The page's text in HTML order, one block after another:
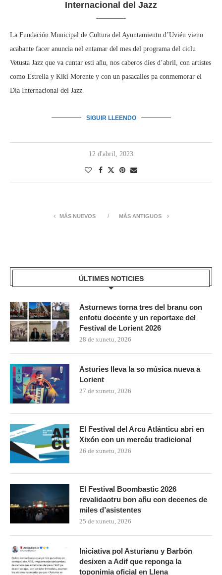
Internacional del Jazz
La Fundación Municipal de Cultura del Ayuntamientu d’Uviéu vieno
acabante facer anuncia nel entamar del mes del programa del ciclu
Vetusta Jazz que va cuntar esti añu, nos caberos díes d’abril, con artistes
como Estrella y Kiki Morente y con un pasacalles pa conmemorar el
Día Internacional del Jazz.
SIGUIR LLEENDO
12 d'abril, 2023
MÁS NUEVOS MÁS ANTIGUOS
ÚLTIMES NOTICIES
Asturnews torna tres del branu con
enfotu docente y un reportaxe del
Festival de Lorient 2026
28 de xunetu, 2026
Asturies lleva la so música nueva a
Lorient
27 de xunetu, 2026
El Festival del Arcu Atlánticu abri en
Xixón con un mercáu tradicional
26 de xunetu, 2026
El Festival Boombastic 2026
revalidaotru bon añu con decenes de
miles d’asistentes
25 de xunetu, 2026
Iniciativa pol Asturianu y Barbón
desixen a Adif que reponga la
toponimia oficial en Ḷḷena